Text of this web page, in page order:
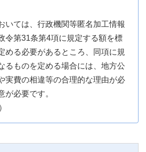
いては、行政機関等匿名加工情報
令第31条第4項に規定する額を標
める必要があるところ、同項に規
るものを定める場合には、地方公
実費の相違等の合理的な理由が必
が必要です。